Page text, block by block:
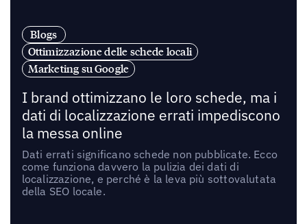
Blogs
Ottimizzazione delle schede locali
Marketing su Google
I brand ottimizzano le loro schede, ma i
dati di localizzazione errati impediscono
la messa online
Dati errati significano schede non pubblicate. Ecco
come funziona davvero la pulizia dei dati di
localizzazione, e perché è la leva più sottovalutata
della SEO locale.